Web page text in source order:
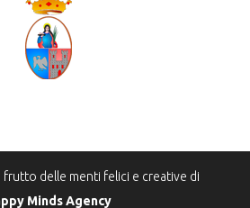
delle menti felici e creative di
Minds Agency